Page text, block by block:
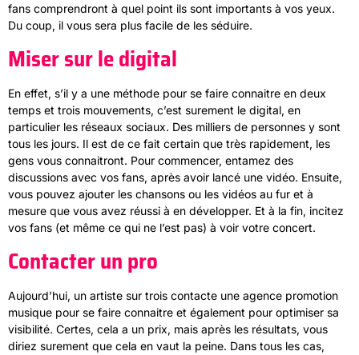
fans comprendront à quel point ils sont importants à vos yeux.
Du coup, il vous sera plus facile de les séduire.
Miser sur le digital
En effet, s’il y a une méthode pour se faire connaitre en deux
temps et trois mouvements, c’est surement le digital, en
particulier les réseaux sociaux. Des milliers de personnes y sont
tous les jours. Il est de ce fait certain que très rapidement, les
gens vous connaitront. Pour commencer, entamez des
discussions avec vos fans, après avoir lancé une vidéo. Ensuite,
vous pouvez ajouter les chansons ou les vidéos au fur et à
mesure que vous avez réussi à en développer. Et à la fin, incitez
vos fans (et même ce qui ne l’est pas) à voir votre concert.
Contacter un pro
Aujourd’hui, un artiste sur trois contacte une agence promotion
musique pour se faire connaitre et également pour optimiser sa
visibilité. Certes, cela a un prix, mais après les résultats, vous
diriez surement que cela en vaut la peine. Dans tous les cas,